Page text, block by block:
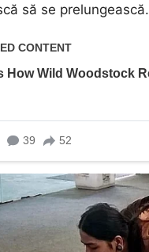
să se prelungească.